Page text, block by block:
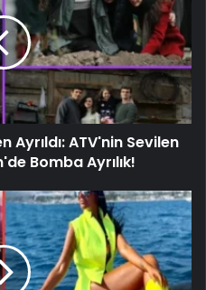
Ayrıldı: ATV'nin Sevilen
Bomba Ayrılık!